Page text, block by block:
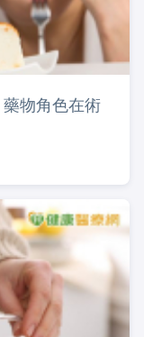
物角色在術